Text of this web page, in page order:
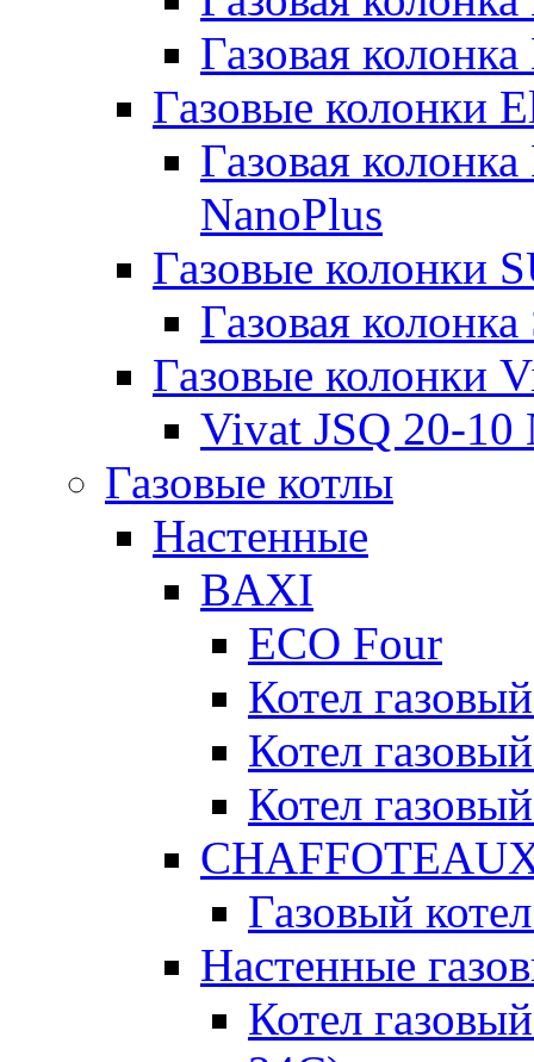
Газовая
Газовые колонки
Газовая
NanoPlus
Газовые колонки
Газовая
Газовые колонки
Vivat JSQ 20-10
Газовые котлы
Настенные
BAXI
ECO Four
Котел
Котел
Котел
Газовый
Настенные
Котел